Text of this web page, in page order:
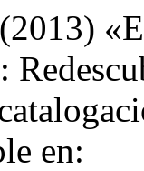
en: